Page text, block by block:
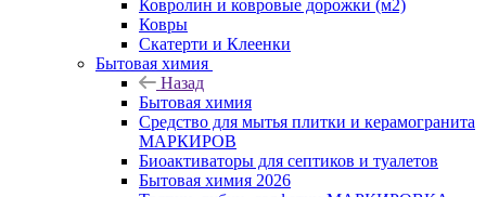
Ковролин и ковровые дорожки (м2)
Ковры
Скатерти и Клеенки
Бытовая химия
Назад
Бытовая химия
Средство для мытья плитки и керамогранита
МАРКИРОВ
Биоактиваторы для септиков и туалетов
Бытовая химия 2026